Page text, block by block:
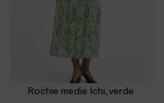
Rochie medie Ichi, verde